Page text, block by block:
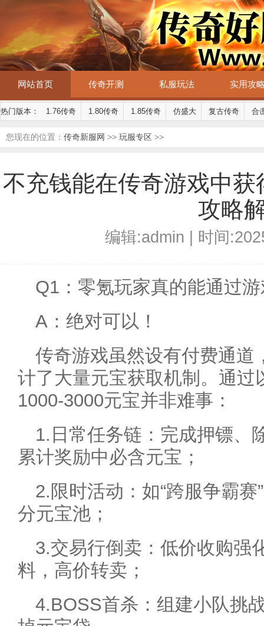
网站首页 传奇开测 私服玩法 实用攻
热门版本： 1.76传奇 1.80传奇 1.85传奇 仿盛大 复古传奇 合
您现在的位置： 传奇新服网 >> 玩服专区 >>
不充钱能在传奇游戏中
攻略
编辑:admin | 时间
Q1：零氪玩家真的能通过
A：绝对可以！
传奇游戏虽然设有付费通道
计了大量元宝获取机制。通过
1000-3000元宝并非难事：
1.日常任务链：完成押镖、
累计奖励中必含元宝；
2.限时活动：如“跨服争霸赛
分元宝池；
3.交易行倒卖：低价收购强
料，高价转卖；
4.BOSS首杀：组建小队挑